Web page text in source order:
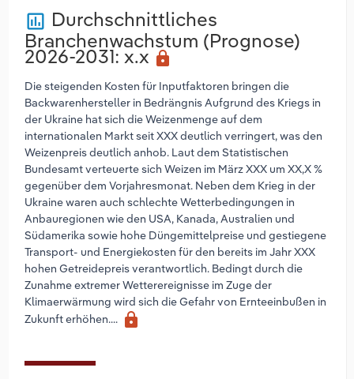
poll Durchschnittliches
Branchenwachstum (Prognose)
2026-2031: x.x lock
Die steigenden Kosten für Inputfaktoren bringen die
Backwarenhersteller in Bedrängnis Aufgrund des Kriegs in
der Ukraine hat sich die Weizenmenge auf dem
internationalen Markt seit XXX deutlich verringert, was den
Weizenpreis deutlich anhob. Laut dem Statistischen
Bundesamt verteuerte sich Weizen im März XXX um XX,X %
gegenüber dem Vorjahresmonat. Neben dem Krieg in der
Ukraine waren auch schlechte Wetterbedingungen in
Anbauregionen wie den USA, Kanada, Australien und
Südamerika sowie hohe Düngemittelpreise und gestiegene
Transport- und Energiekosten für den bereits im Jahr XXX
hohen Getreidepreis verantwortlich. Bedingt durch die
Zunahme extremer Wetterereignisse im Zuge der
Klimaerwärmung wird sich die Gefahr von Ernteeinbußen in
Zukunft erhöhen.... lock